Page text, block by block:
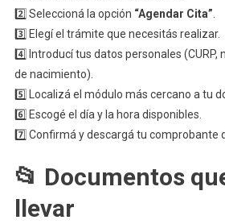
2️⃣ Seleccioná la opción “Agendar Cita”
3️⃣ Elegí el trámite que necesitás realizar.
4️⃣ Introducí tus datos personales
de nacimiento).
5️⃣ Localizá el módulo más cercano a tu
6️⃣ Escogé el día y la hora disponibles.
7️⃣ Confirmá y descargá tu comprobante
📂 Documentos
llevar